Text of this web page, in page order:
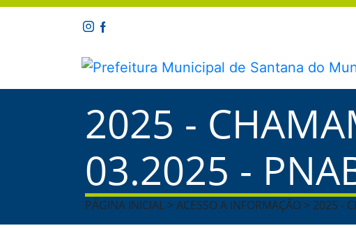
2025 -
03.2025 -
PÁGINA INICIAL > ACESSO A INFORMAÇÃO > 2025 -